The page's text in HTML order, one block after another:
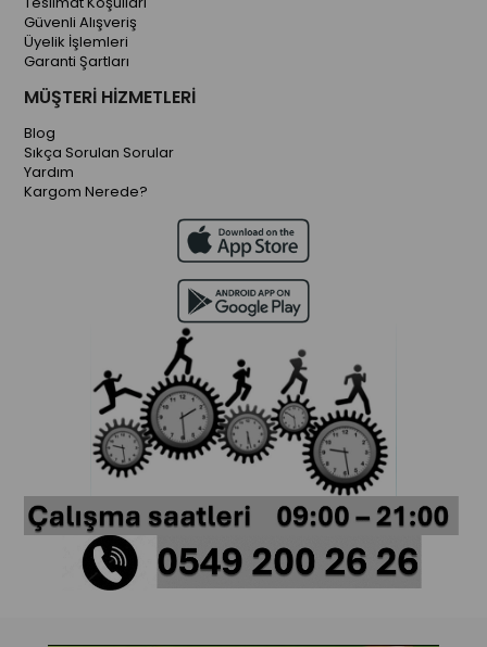
Güvenli Alışveriş
Üyelik İşlemleri
Garanti Şartları
MÜŞTERİ HİZMETLERİ
Blog
Sıkça Sorulan Sorular
Yardım
Kargom Nerede?